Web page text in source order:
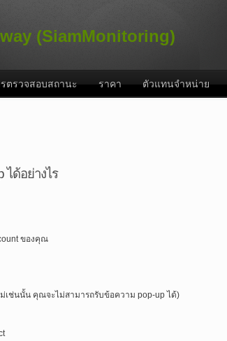
ตรวจสอบสถานะ ราคา ตัวแทนจำหน่าย
ด้อย่างไร
ของคุณ
ช่นนั้น คุณจะไม่สามารถรับข้อความ pop-up ได้)